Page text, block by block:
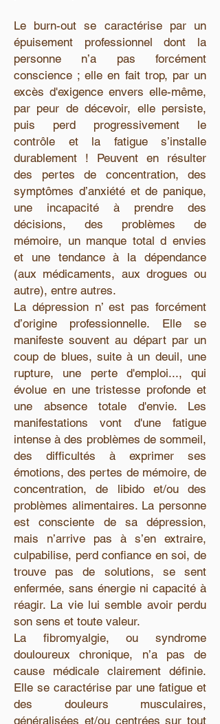
Le burn-out se caractérise par un
épuisement professionnel dont la
personne n’a pas forcément
conscience ; elle en fait trop, par un
excès d'exigence envers elle-même,
par peur de décevoir, elle persiste,
puis perd progressivement le
contrôle et la fatigue s’installe
durablement ! Peuvent en résulter
des pertes de concentration, des
symptômes d’anxiété et de panique,
une incapacité à prendre des
décisions, des problèmes de
mémoire, un manque total d envies
et une tendance à la dépendance
(aux médicaments, aux drogues ou
autre), entre autres.
La dépression n’ est pas forcément
d’origine professionnelle. Elle se
manifeste souvent au départ par un
coup de blues, suite à un deuil, une
rupture, une perte d'emploi..., qui
évolue en une tristesse profonde et
une absence totale d'envie. Les
manifestations vont d'une fatigue
intense à des problèmes de sommeil,
des difficultés à exprimer ses
émotions, des pertes de mémoire, de
concentration, de libido et/ou des
problèmes alimentaires. La personne
est consciente de sa dépression,
mais n’arrive pas à s’en extraire,
culpabilise, perd confiance en soi, de
trouve pas de solutions, se sent
enfermée, sans énergie ni capacité à
réagir. La vie lui semble avoir perdu
son sens et toute valeur.
La fibromyalgie, ou syndrome
douloureux chronique, n’a pas de
cause médicale clairement définie.
Elle se caractérise par une fatigue et
des douleurs musculaires,
généralisées et/ou centrées sur tout